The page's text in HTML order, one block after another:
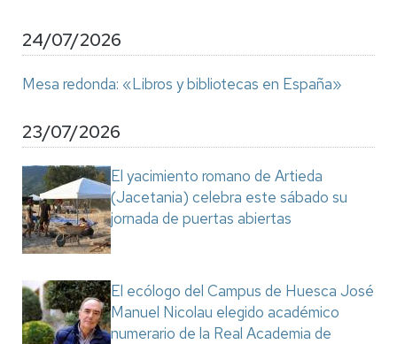
24/07/2026
Mesa redonda: «Libros y bibliotecas en España»
23/07/2026
El yacimiento romano de Artieda
(Jacetania) celebra este sábado su
jornada de puertas abiertas
El ecólogo del Campus de Huesca José
Manuel Nicolau elegido académico
numerario de la Real Academia de